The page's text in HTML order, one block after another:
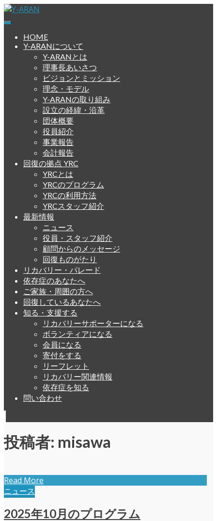
Skip
to
Y-ARAN
横浜依存症回復擁護ネットワーク
HOME
Y-ARANについて
Y-ARANとは
理事長あいさつ
ビジョンとミッション
理念・モデル
Y-ARANの取り組み
設立の経緯・沿革
団体概要
役員紹介
事業報告
会計報告
回復の拠点 YRC
YRCとは
YRCのプログラム
YRCの利用方法
YRCスタッフ紹介
最新情報
ニュース
役員・スタッフ紹介
顧問からのメッセージ
回復ものがたり
リカバリー・パレード
依存症のあなたへ
ご家族・周囲の方へ
回復しているあなたへ
知る・支援する
リカバリーサポーターになる
ボランティアになる
会員になる
寄付をする
リーフレット
リカバリー関連情報
依存症を知る
問い合わせ
投稿者: misawa
Read More
ニュース
2025年10月のプログラム